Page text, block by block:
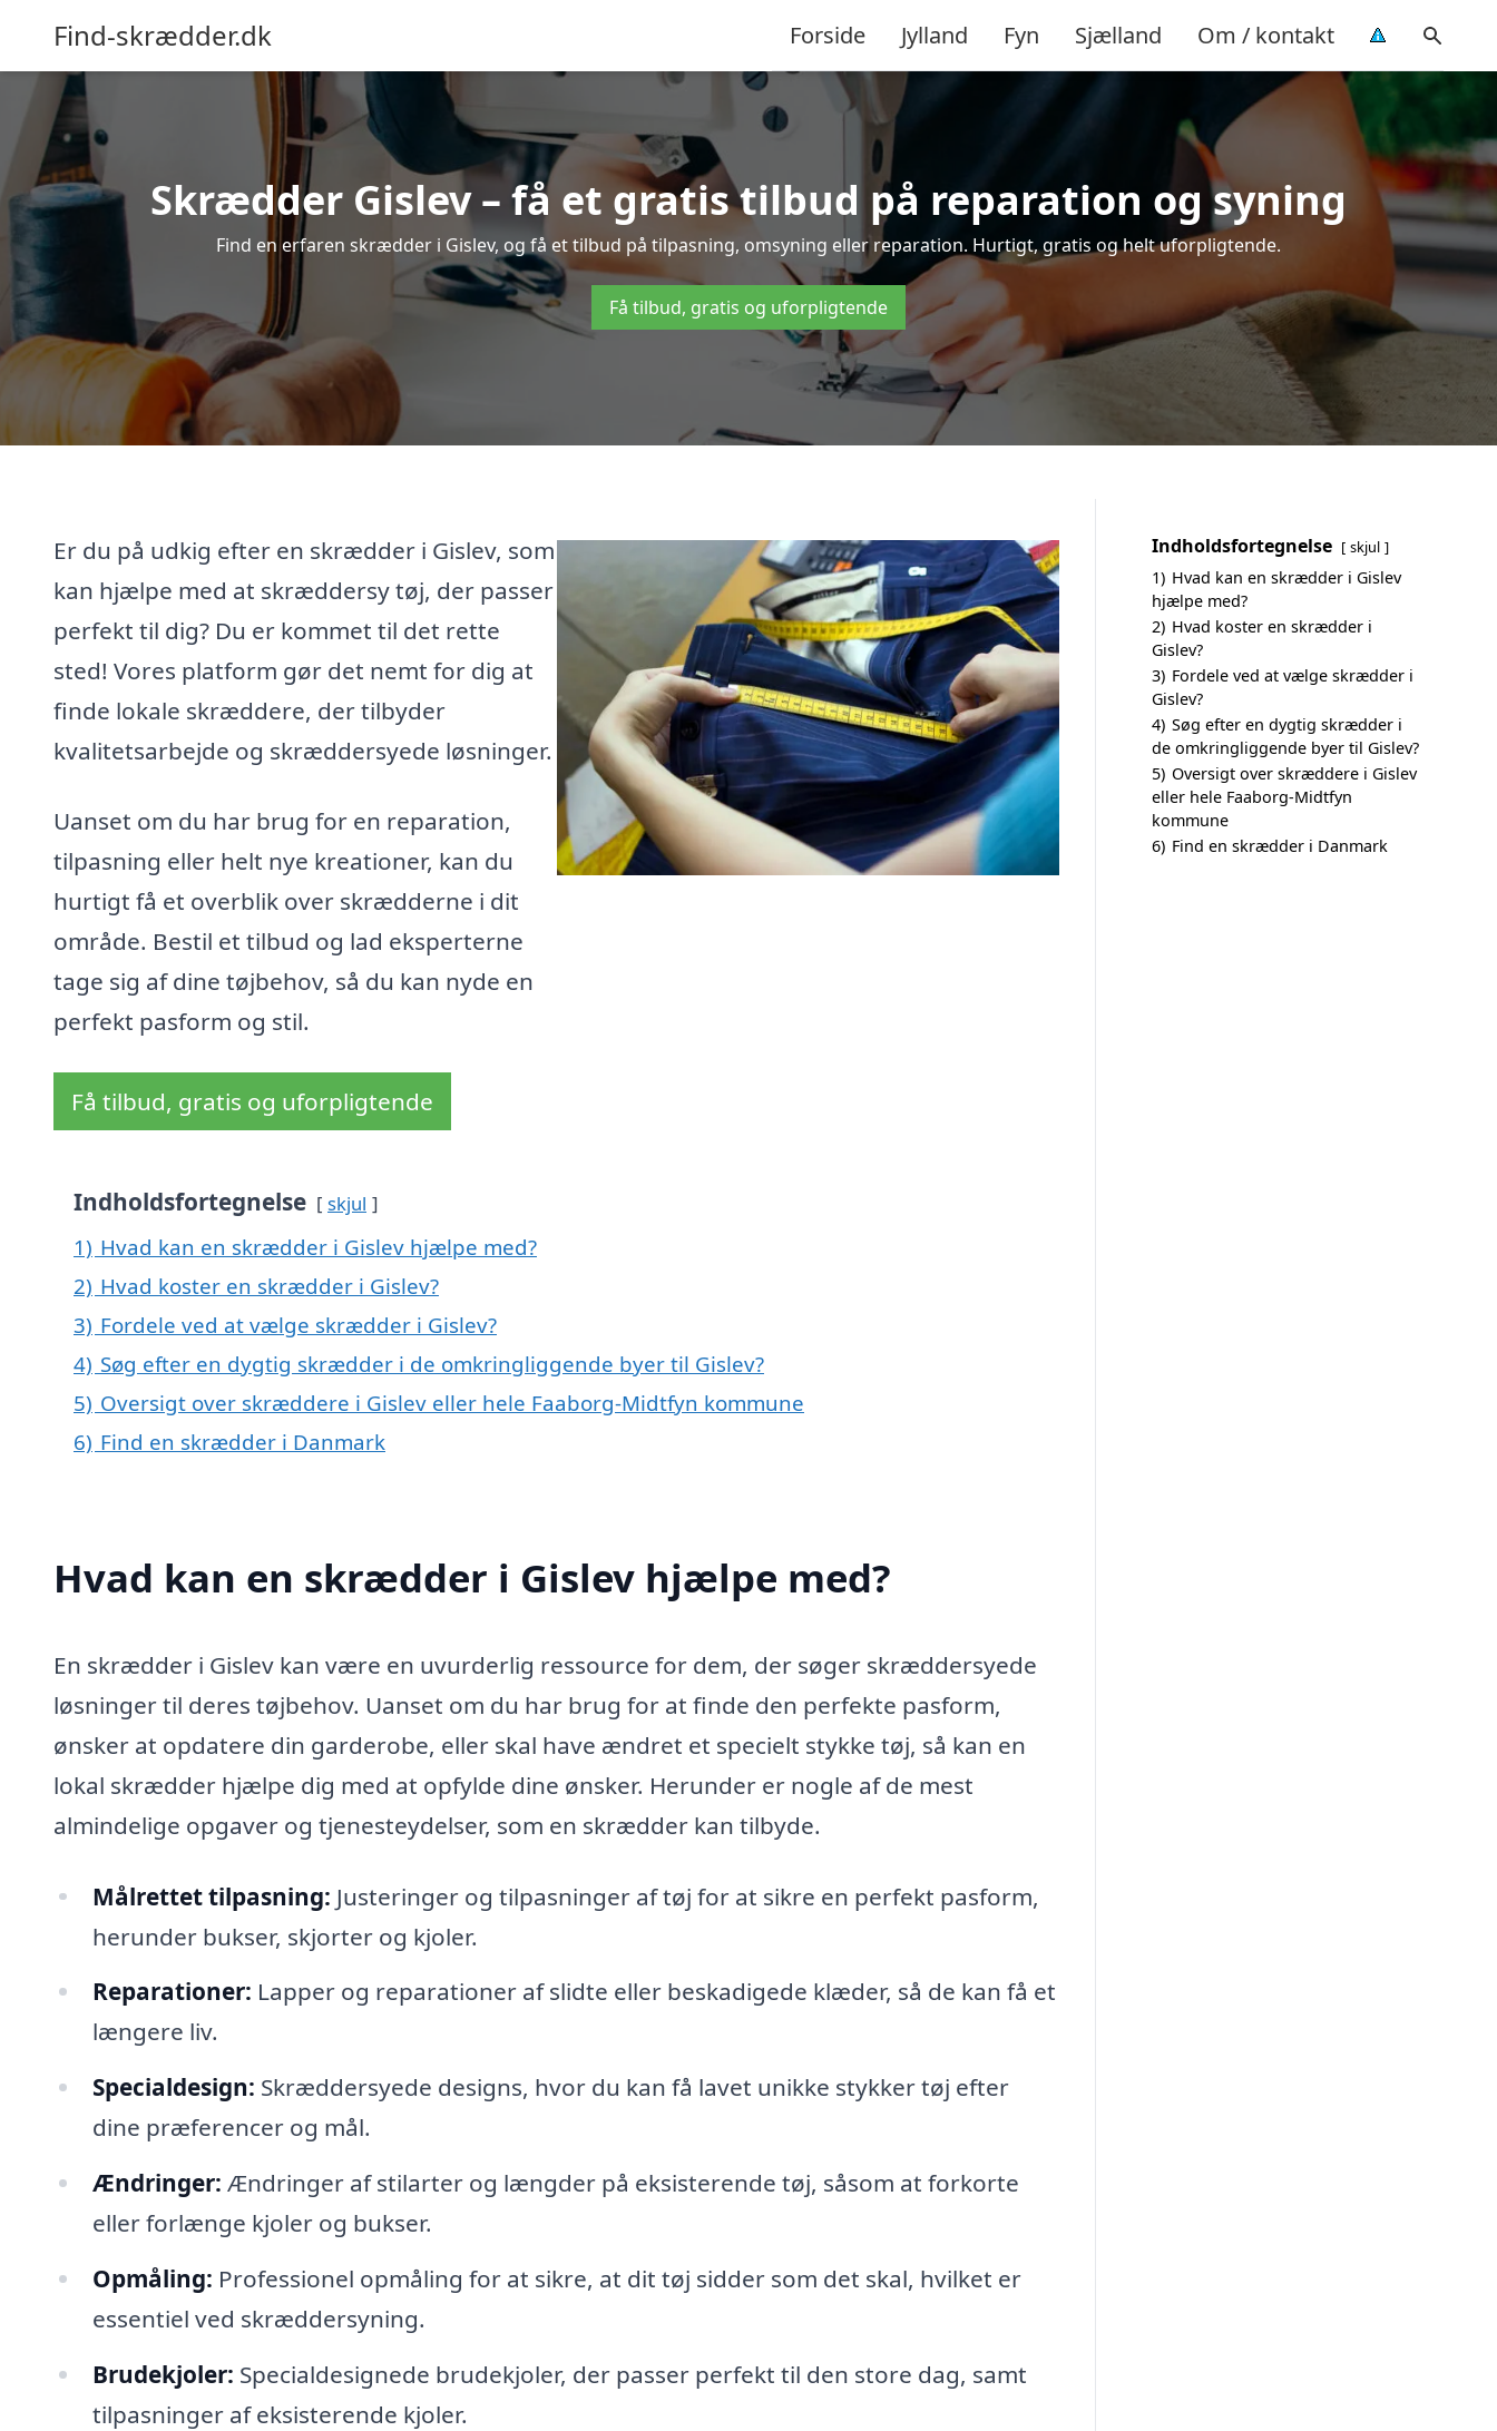
Find-skrædder.dk Forside Jylland Fyn Sjælland Om / kontakt
Skrædder Gislev – få et gratis tilbud på reparation og syning
Find en erfaren skrædder i Gislev, og få et tilbud på tilpasning, omsyning eller reparation. Hurtigt, gratis og helt uforpligtende.
Få tilbud, gratis og uforpligtende
Er du på udkig efter en skrædder i Gislev, som
kan hjælpe med at skræddersy tøj, der passer
perfekt til dig? Du er kommet til det rette
sted! Vores platform gør det nemt for dig at
finde lokale skræddere, der tilbyder
kvalitetsarbejde og skræddersyede løsninger.
Uanset om du har brug for en reparation,
tilpasning eller helt nye kreationer, kan du
hurtigt få et overblik over skrædderne i dit
område. Bestil et tilbud og lad eksperterne
tage sig af dine tøjbehov, så du kan nyde en
perfekt pasform og stil.
Få tilbud, gratis og uforpligtende
Indholdsfortegnelse skjul
1) Hvad kan en skrædder i Gislev hjælpe med?
2) Hvad koster en skrædder i Gislev?
3) Fordele ved at vælge skrædder i Gislev?
4) Søg efter en dygtig skrædder i de omkringliggende byer til Gislev?
5) Oversigt over skræddere i Gislev eller hele Faaborg-Midtfyn kommune
6) Find en skrædder i Danmark
Hvad kan en skrædder i Gislev hjælpe med?
En skrædder i Gislev kan være en uvurderlig ressource for dem, der søger skræddersyede
løsninger til deres tøjbehov. Uanset om du har brug for at finde den perfekte pasform,
ønsker at opdatere din garderobe, eller skal have ændret et specielt stykke tøj, så kan en
lokal skrædder hjælpe dig med at opfylde dine ønsker. Herunder er nogle af de mest
almindelige opgaver og tjenesteydelser, som en skrædder kan tilbyde.
Målrettet tilpasning: Justeringer og tilpasninger af tøj for at sikre en perfekt pasform,
herunder bukser, skjorter og kjoler.
Reparationer: Lapper og reparationer af slidte eller beskadigede klæder, så de kan få et
længere liv.
Specialdesign: Skræddersyede designs, hvor du kan få lavet unikke stykker tøj efter
dine præferencer og mål.
Ændringer: Ændringer af stilarter og længder på eksisterende tøj, såsom at forkorte
eller forlænge kjoler og bukser.
Opmåling: Professionel opmåling for at sikre, at dit tøj sidder som det skal, hvilket er
essentiel ved skræddersyning.
Brudekjoler: Specialdesignede brudekjoler, der passer perfekt til den store dag, samt
tilpasninger af eksisterende kjoler.
Indholdsfortegnelse skjul
1) Hvad kan en skrædder i Gislev
hjælpe med?
2) Hvad koster en skrædder i
Gislev?
3) Fordele ved at vælge skrædder i
Gislev?
4) Søg efter en dygtig skrædder i
de omkringliggende byer til Gislev?
5) Oversigt over skræddere i Gislev
eller hele Faaborg-Midtfyn
kommune
6) Find en skrædder i Danmark